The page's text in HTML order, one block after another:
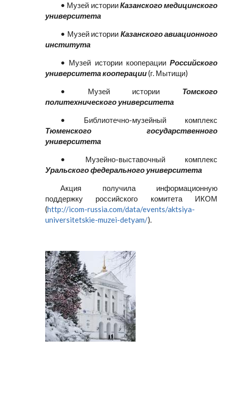
• Музей историиКазанского медицинского
университета
• Музей истории Казанского авиационного
института
• Музей истории кооперации Российского
университета кооперации(г. Мытищи)
• Музей истории Томского
политехнического университета
• Библиотечно-музейный комплекс
Тюменского государственного
университета
• Музейно-выставочный комплекс
Уральского федерального университета
Акция получила информационную
поддержку российского комитета ИКОМ
(http://icom-russia.com/data/events/aktsiya-
universitetskie-muzei-detyam/).